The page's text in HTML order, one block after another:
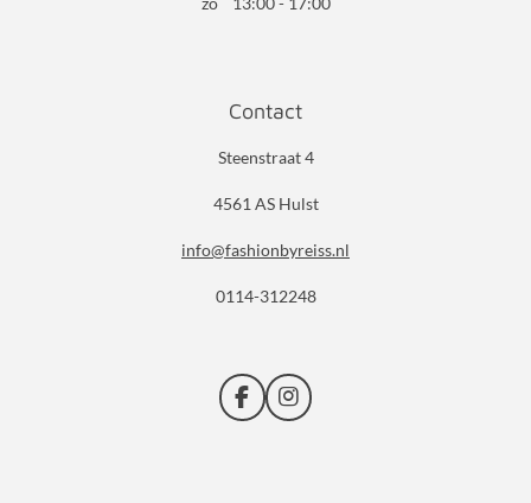
Contact
Steenstraat 4
4561 AS Hulst
info@fashionbyreiss.nl
0114-312248
F
a
I
n